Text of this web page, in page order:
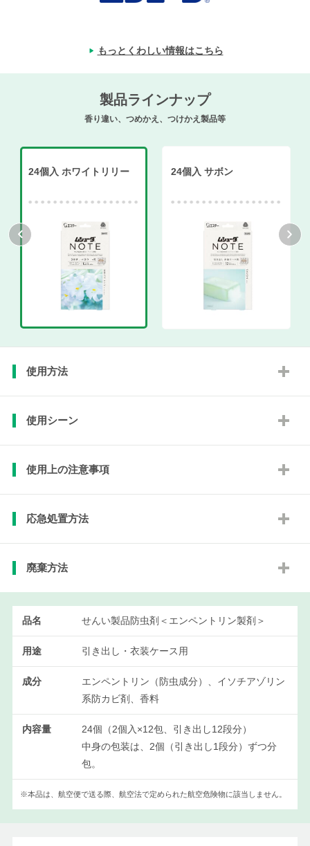
もっとくわしい情報はこちら
製品ラインナップ
香り違い、つめかえ、つけかえ製品等
24個入 ホワイトリリー 24個入 サボン
使用方法
使用シーン
使用上の注意事項
応急処置方法
廃棄方法
品名 せんい製品防虫剤＜エンペントリン製剤＞
用途 引き出し・衣装ケース用
成分
エンペントリン（防虫成分）、イソチアゾリン
系防カビ剤、香料
内容量
24個（2個入×12包、引き出し12段分）
中身の包装は、2個（引き出し1段分）ずつ分
包。
※本品は、航空便で送る際、航空法で定められた航空危険物に該当しません。